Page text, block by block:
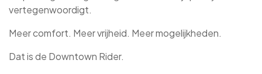
vertegenwoordigt.
Meer comfort. Meer vrijheid. Meer mogelijkheden.
Dat is de Downtown Rider.